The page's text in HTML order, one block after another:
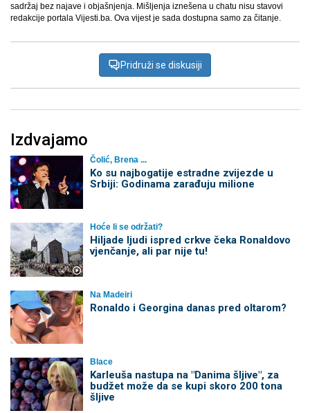
sadržaj bez najave i objašnjenja. Mišljenja iznešena u chatu nisu stavovi
redakcije portala Vijesti.ba. Ova vijest je sada dostupna samo za čitanje.
Pridruži se diskusiji
Izdvajamo
Čolić, Brena ...
Ko su najbogatije estradne zvijezde u
Srbiji: Godinama zarađuju milione
Hoće li se održati?
Hiljade ljudi ispred crkve čeka Ronaldovo
vjenčanje, ali par nije tu!
Na Madeiri
Ronaldo i Georgina danas pred oltarom?
Blace
Karleuša nastupa na "Danima šljive", za
budžet može da se kupi skoro 200 tona
šljive